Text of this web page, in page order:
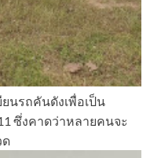
นรถคันดังเพื่อเป็น
ซึ่งคาดว่าหลายคนจะ
ด